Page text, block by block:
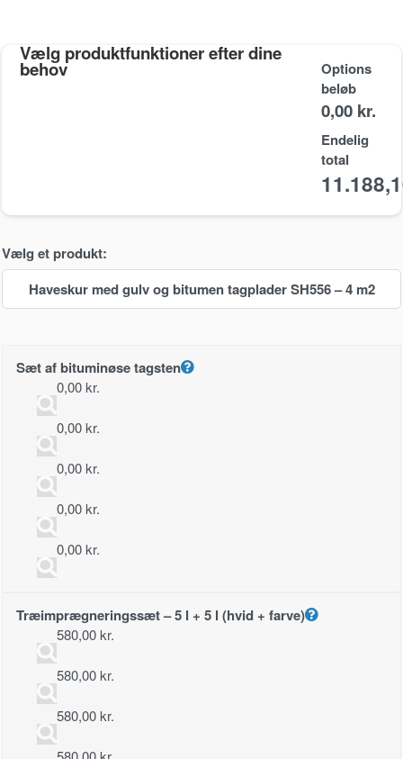
Vælg produktfunktioner efter dine
behov
Options
beløb
0,00 kr.
Endelig
total
Vælg et produkt:
Haveskur med gulv og bitumen tagplader SH556 – 4 m2
Sæt af bituminøse tagsten
0,00kr.
0,00kr.
0,00kr.
0,00kr.
0,00kr.
Træimprægneringssæt – 5 l + 5 l (hvid + farve)
580,00kr.
580,00kr.
580,00kr.